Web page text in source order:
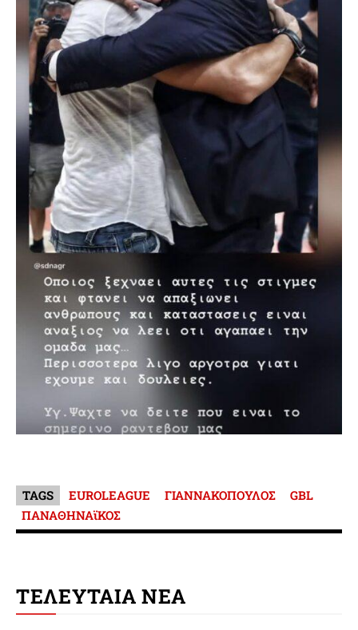
TAGS EUROLEAGUE ΓΙΑΝΝΑΚΟΠΟΥΛΟΣ
GBL
ΠΑΝΑΘΗΝΑϊΚΟΣ
ΤΕΛΕΥΤΑΙΑ ΝΕΑ